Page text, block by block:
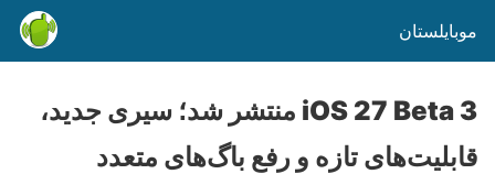
موبایلستان
iOS 27 Beta 3 منتشر شد؛ سیری جدید،
قابلیت‌های تازه و رفع باگ‌های متعدد